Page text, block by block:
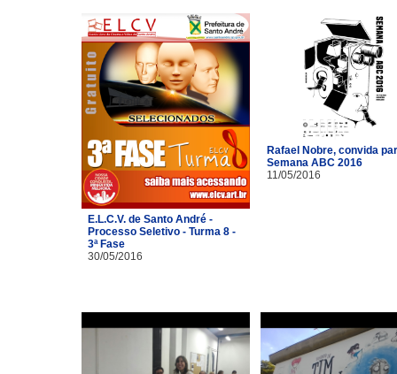
E.L.C.V. de Santo André -
Processo Seletivo - Turma 8 -
3ª Fase
30/05/2016
Rafael Nobre, convida
Semana ABC 2016
11/05/2016